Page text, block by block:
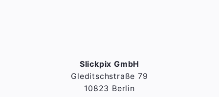
Slickpix GmbH
Gleditschstraße 79
10823 Berlin